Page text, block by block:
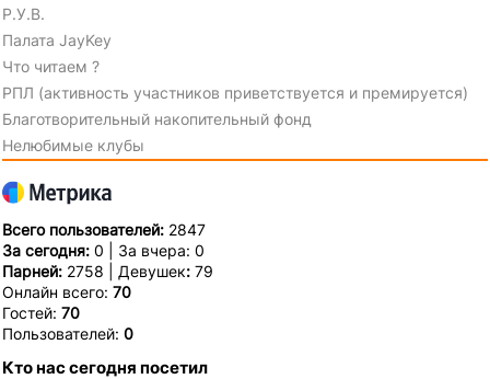
Р.У.В.
Палата JayKey
Что читаем ?
РПЛ (активность участников приветствуется и премируется)
Благотворительный накопительный фонд
Нелюбимые клубы
Всего пользователей: 2847
За сегодня: 0 | За вчера: 0
Парней: 2758 | Девушек: 79
Онлайн всего: 70
Гостей: 70
Пользователей: 0
Кто нас сегодня посетил